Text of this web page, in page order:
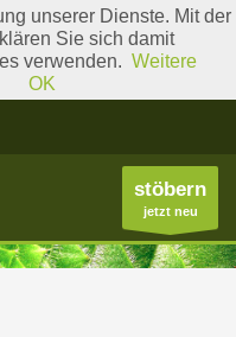
Literatur Gattungslisten
stöbern
jetzt neu
unserer Dienste. Mit der
Sie sich damit
verwenden. Weitere
OK